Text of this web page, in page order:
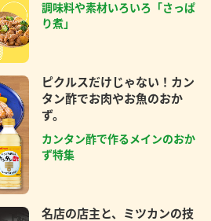
調味料や素材いろいろ「さっぱ
り煮」
ピクルスだけじゃない！カン
タン酢でお肉やお魚のおか
ず。
カンタン酢で作るメインのおか
ず特集
名店の店主と、ミツカンの技